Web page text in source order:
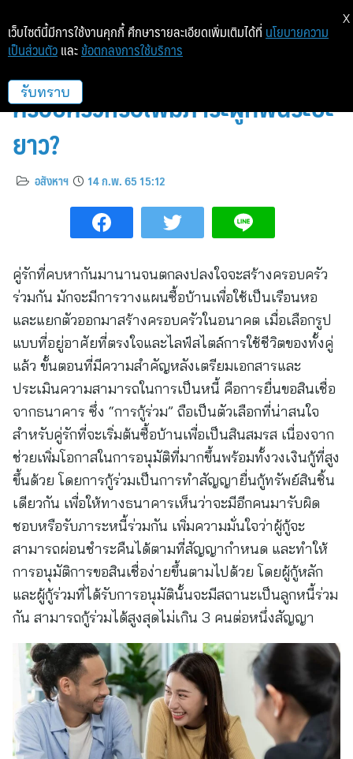
กู้ซื้อบ้านร่วมกับคนรัก ปูทางสร้าง
ครอบครัวหรือเพิ่มภาระผูกพันระยะ
ยาว?
อสังหาฯ 14 ก.พ. 65 15:12
คู่รักที่คบหากันมานานจนตกลงปลงใจจะสร้างครอบครัว
ร่วมกัน มักจะมีการวางแผนซื้อบ้านเพื่อใช้เป็นเรือนหอ
และแยกตัวออกมาสร้างครอบครัวในอนาคต เมื่อเลือกรูป
แบบที่อยู่อาศัยที่ตรงใจและไลฟ์สไตล์การใช้ชีวิตของทั้งคู่
แล้ว ขั้นตอนที่มีความสำคัญหลังเตรียมเอกสารและ
ประเมินความสามารถในการเป็นหนี้ คือการยื่นขอสินเชื่อ
จากธนาคาร ซึ่ง “การกู้ร่วม” ถือเป็นตัวเลือกที่น่าสนใจ
สำหรับคู่รักที่จะเริ่มต้นซื้อบ้านเพื่อเป็นสินสมรส เนื่องจาก
ช่วยเพิ่มโอกาสในการอนุมัติที่มากขึ้นพร้อมทั้งวงเงินกู้ที่สูง
ขึ้นด้วย โดยการกู้ร่วมเป็นการทำสัญญายื่นกู้ทรัพย์สินชิ้น
เดียวกัน เพื่อให้ทางธนาคารเห็นว่าจะมีอีกคนมารับผิด
ชอบหรือรับภาระหนี้ร่วมกัน เพิ่มความมั่นใจว่าผู้กู้จะ
สามารถผ่อนชำระคืนได้ตามที่สัญญากำหนด และทำให้
การอนุมัติการขอสินเชื่อง่ายขึ้นตามไปด้วย โดยผู้กู้หลัก
และผู้กู้ร่วมที่ได้รับการอนุมัตินั้นจะมีสถานะเป็นลูกหนี้ร่วม
กัน สามารถกู้ร่วมได้สูงสุดไม่เกิน 3 คนต่อหนึ่งสัญญา
เว็บไซต์นี้มีการใช้งานคุกกี้ ศึกษารายละเอียดเพิ่มเติมได้ที่ นโยบายความ
เป็นส่วนตัว และ ข้อตกลงการใช้บริการ
รับทราบ
X